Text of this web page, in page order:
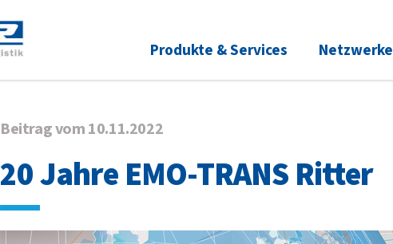
Produkte & Services Netzwerke
Beitrag vom 10.11.2022
20 Jahre EMO-TRANS Ritter